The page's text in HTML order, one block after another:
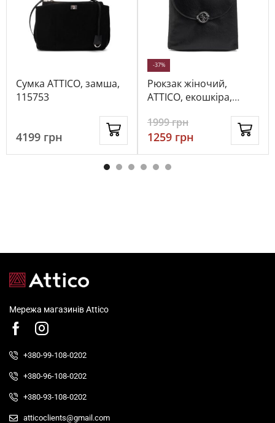
Сумка ATTICO, замша,
115753
4199 грн
Рюкзак жіночий,
ATTICO, екошкіра,
-37%
1999грн
1259 грн
Мережа магазинів Attico
+380-99-108-0202
+380-96-108-0202
+380-93-108-0202
atticoclients@gmail.com